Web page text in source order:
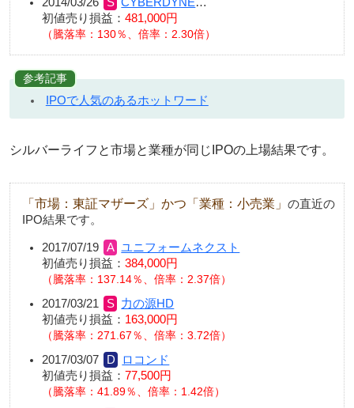
初値売り損益： 481,000円
（騰落率：130％、倍率：2.30倍）
参考記事
IPOで人気のあるホットワード
シルバーライフと市場と業種が同じIPOの上場結果です。
「市場：東証マザーズ」かつ「業種：小売業」 の直近の
IPO結果です。
2017/07/19
ユニフォームネクスト
初値売り損益： 384,000円
騰落率：137.14％、倍率：2.37倍
2017/03/21
力の源HD
初値売り損益： 163,000円
騰落率：271.67％、倍率：3.72倍
2017/03/07
ロコンド
初値売り損益： 77,500円
騰落率：41.89％、倍率：1.42倍